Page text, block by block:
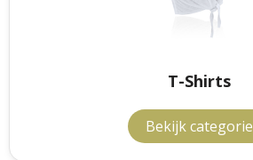
T-Shirts
Bekijk categorie